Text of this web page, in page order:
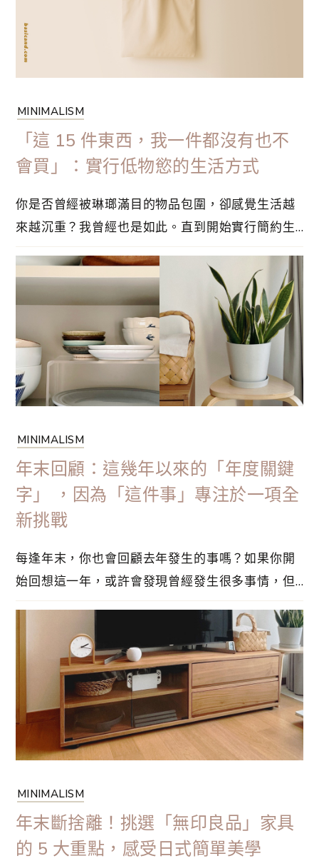
MINIMALISM
「這 15 件東西，我一件都沒有也不
會買」：實行低物慾的生活方式
你是否曾經被琳瑯滿目的物品包圍，卻感覺生活越
來越沉重？我曾經也是如此。直到開始實行簡約生
下這 15 樣東西，是我刻意選擇「零擁有」的物
品。這些物品從我的生活中消失後，不但沒有帶來
不便，反而讓我體驗到前所未有的輕盈感。
MINIMALISM
年末回顧：這幾年以來的「年度關鍵
字」 ，因為「這件事」專注於一項全
新挑戰
每逢年末，你也會回顧去年發生的事嗎？如果你開
始回想這一年，或許會發現曾經發生很多事情，但
進行年末回顧，寫下一些感想，然後展望下一年迎
接你的新開始。以下 2 項是年末回顧的重點，也是
這篇文章的切入點。1.⋯
MINIMALISM
年末斷捨離！挑選「無印良品」家具
的 5 大重點，感受日式簡單美學